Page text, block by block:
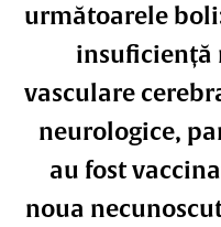
următoarele
insuficiență
vasculare
neurologice,
au fost
noua